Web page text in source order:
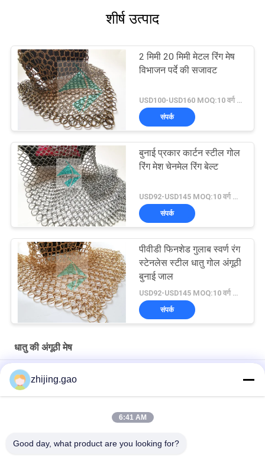
शीर्ष उत्पाद
2 मिमी 20 मिमी मेटल रिंग मेष
विभाजन पर्दे की सजावट
USD100-USD160 MOQ:10 वर्ग मीटर
संपर्क
बुनाई प्रकार कार्टन स्टील गोल
रिंग मेश चेनमेल रिंग बेल्ट
USD92-USD145 MOQ:10 वर्ग मीटर
संपर्क
पीवीडी फिनशेड गुलाब स्वर्ण रंग
स्टेनलेस स्टील धातु गोल अंगूठी
बुनाई जाल
USD92-USD145 MOQ:10 वर्ग मीटर
संपर्क
धातु की अंगूठी मेष
छत डाया 1.0 x 20 मिमी एस हुक धातु मेष ड्रेपी छत उपचार के लिए फ्लैट वायर के
साथ zhijing.gao
6:41 AM
Good day, what product are you looking for?